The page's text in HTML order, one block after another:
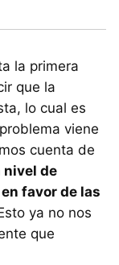
la primera
que la
lo cual es
viene
cuenta de
nivel de
favor de las
ya no nos
que